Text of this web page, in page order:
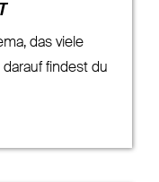
das viele
darauf findest du